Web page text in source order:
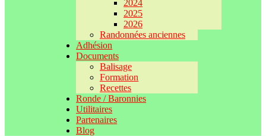
2024
2025
2026
Randonnées anciennes
Adhésion
Documents
Balisage
Formation
Recettes
Ronde / Baronnies
Utilitaires
Partenaires
Blog